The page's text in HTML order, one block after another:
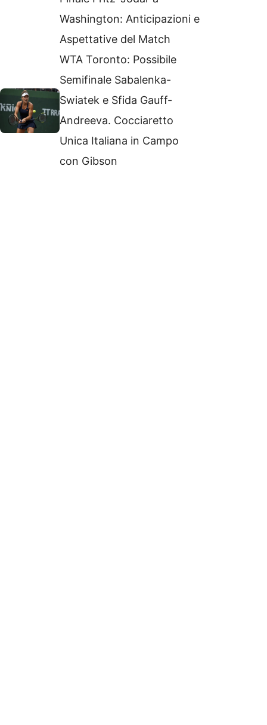
Washington: Anticipazioni e
Aspettative del Match
WTA Toronto: Possibile
Semifinale Sabalenka-
Swiatek e Sfida Gauff-
Andreeva. Cocciaretto
Unica Italiana in Campo
con Gibson